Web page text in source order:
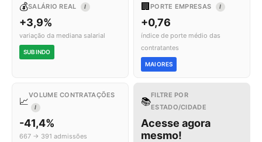
💰SALÁRIO REAL I
+3,9%
variação da mediana salarial
SUBINDO
🏢 PORTE EMPRESAS I
+0,76
índice de porte médio das
contratantes
MAIORES
📈
VOLUME CONTRATAÇÕES
I
-41,4%
667 → 391 admissões
📚
FILTRE POR
ESTADO/CIDADE
Acesse agora
mesmo!